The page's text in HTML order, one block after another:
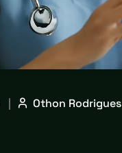
Othon Rodrigues